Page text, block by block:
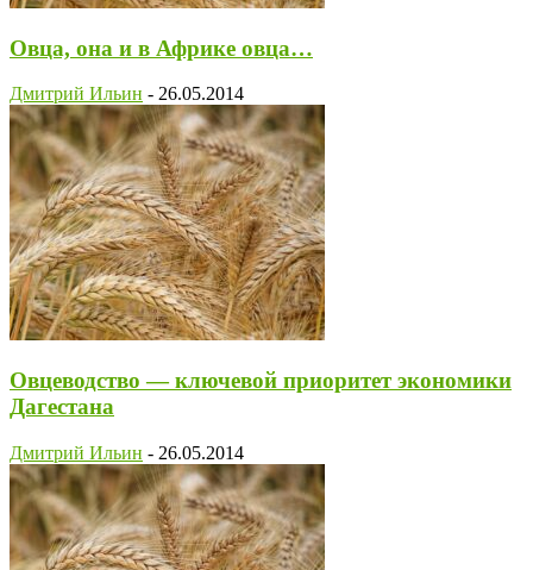
Овца, она и в Африке овца…
Дмитрий Ильин - 26.05.2014
Овцеводство — ключевой приоритет экономики
Дагестана
Дмитрий Ильин - 26.05.2014